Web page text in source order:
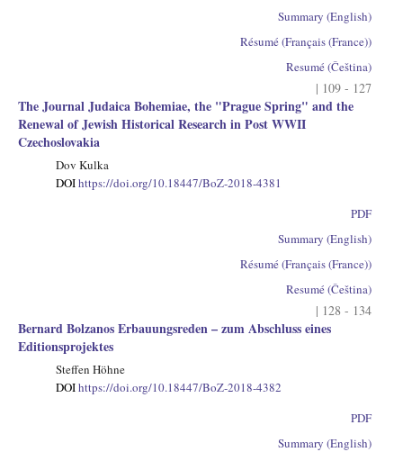
Summary (English)
Résumé (Français (France))
Resumé (Čeština)
| 109 - 127
The Journal Judaica Bohemiae, the "Prague Spring" and the
Renewal of Jewish Historical Research in Post WWII
Czechoslovakia
Dov Kulka
DOIhttps://doi.org/10.18447/BoZ-2018-4381
PDF
Summary (English)
Résumé (Français (France))
Resumé (Čeština)
| 128 - 134
Bernard Bolzanos Erbauungsreden – zum Abschluss eines
Editionsprojektes
Steffen Höhne
DOIhttps://doi.org/10.18447/BoZ-2018-4382
PDF
Summary (English)